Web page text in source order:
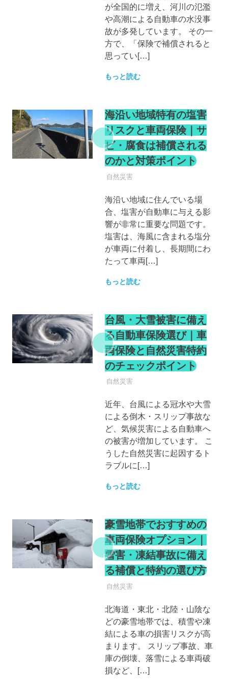
が全国的に増え、河川の氾濫
や高潮による自動車の水没事
故が多発しています。 その一
方で、「保険で補償されると
思ってい[…]
もっと読む
海沿い地域特有の塩害
リスクと車両保険｜サ
ビ・腐食は補償される
のかと対策ポイント
自動車保険
自然災害
海沿い地域に住んでいる場
合、塩害が自動車に与える影
響が非常に重要な問題です。
塩害は、海風に含まれる塩分
が車両に付着し、長期間にわ
たって車両[…]
もっと読む
台風・大雪被害に備え
る自動車保険選び｜車
両保険と自然災害特約
のチェックポイント
自動車保険
自然災害
近年、台風による冠水や大雪
による倒木・スリップ事故な
ど、気候災害による自動車へ
の被害が増加しています。 こ
うした自然災害に起因するト
ラブルに[…]
もっと読む
豪雪地帯でおすすめの
車両保険オプション｜
雪害・凍結事故に備え
る補償と特約の選び方
自動車保険
自然災害
北海道・東北・北陸・山陰な
どの豪雪地帯では、積雪や凍
結による車の損害リスクが高
まります。 スリップ事故、車
庫の倒壊、落雪による車両破
損など、[…]